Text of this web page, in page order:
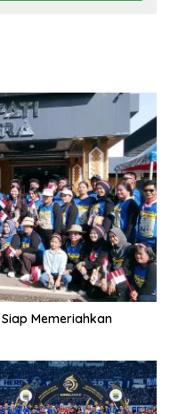
Memeriahkan